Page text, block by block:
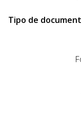
Tipo de